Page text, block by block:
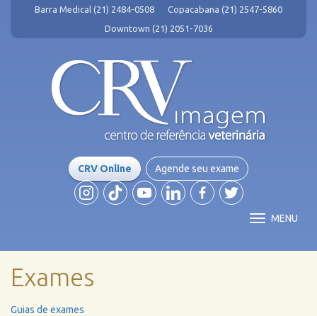
Barra Medical (21) 2484-0508
Copacabana (21) 2547-5860
Downtown (21) 2051-7036
CRV Online Agende seu exame
MENU
Exames
Guias de exames